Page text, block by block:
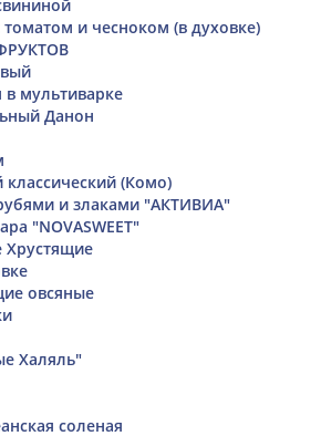
и чесноком (в духовке)
в мультиварке
Данон
(Комо)
и злаками "АКТИВИА"
"NOVASWEET"
Хрустящие
овсяные
Халяль"
соленая